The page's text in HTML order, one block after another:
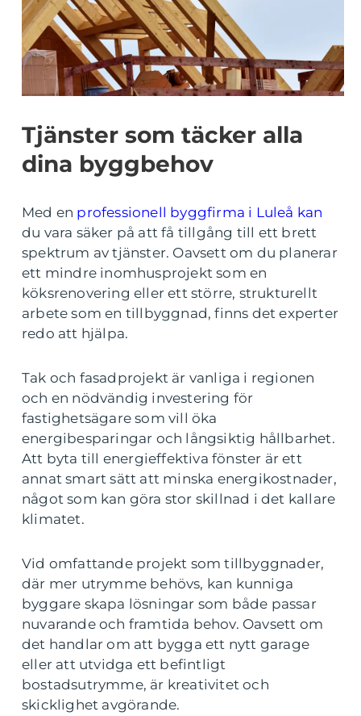
Tjänster som täcker alla
dina byggbehov
Med en professionell byggfirma i Luleå kan
du vara säker på att få tillgång till ett brett
spektrum av tjänster. Oavsett om du planerar
ett mindre inomhusprojekt som en
köksrenovering eller ett större, strukturellt
arbete som en tillbyggnad, finns det experter
redo att hjälpa.
Tak och fasadprojekt är vanliga i regionen
och en nödvändig investering för
fastighetsägare som vill öka
energibesparingar och långsiktig hållbarhet.
Att byta till energieffektiva fönster är ett
annat smart sätt att minska energikostnader,
något som kan göra stor skillnad i det kallare
klimatet.
Vid omfattande projekt som tillbyggnader,
där mer utrymme behövs, kan kunniga
byggare skapa lösningar som både passar
nuvarande och framtida behov. Oavsett om
det handlar om att bygga ett nytt garage
eller att utvidga ett befintligt
bostadsutrymme, är kreativitet och
skicklighet avgörande.